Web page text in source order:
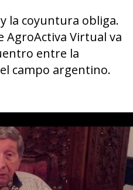
la coyuntura obliga.
AgroActiva Virtual va
entre la
campo argentino.